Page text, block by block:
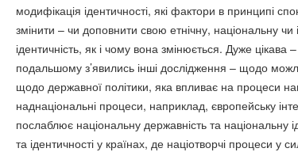
модифікація ідентичності, які фактори в принципі
змінити – чи доповнити свою етнічну, національну
ідентичність, як і чому вона змінюється. Дуже цікава
подальшому з’явились інші дослідження – щодо
щодо державної політики, яка впливає на процеси
наднаціональні процеси, наприклад, європейську
послаблює національну державність та національну
та ідентичності у країнах, де націотворчі процеси у